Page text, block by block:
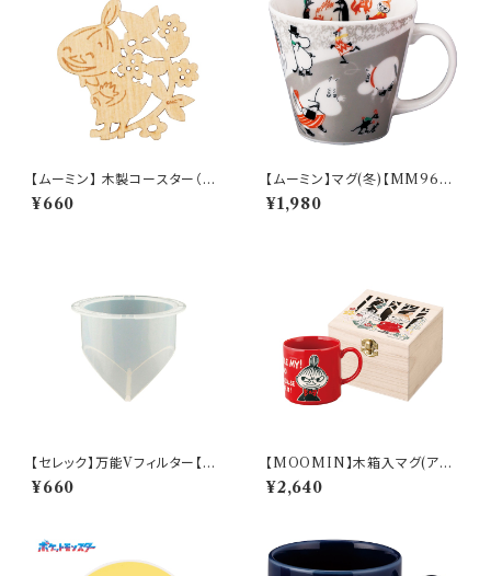
【ムーミン】 木製コースター（リト
ルミイ）【木製コースター】
¥660
【ムーミン】マグ(冬)【MM960
0】MM9604-11
¥1,980
【セレック】万能Vフィルター【C-
V-2WM】
¥660
【MOOMIN】木箱入マグ(アイ
ムリトルミイ)【MM16000】M
M16001-11H
¥2,640